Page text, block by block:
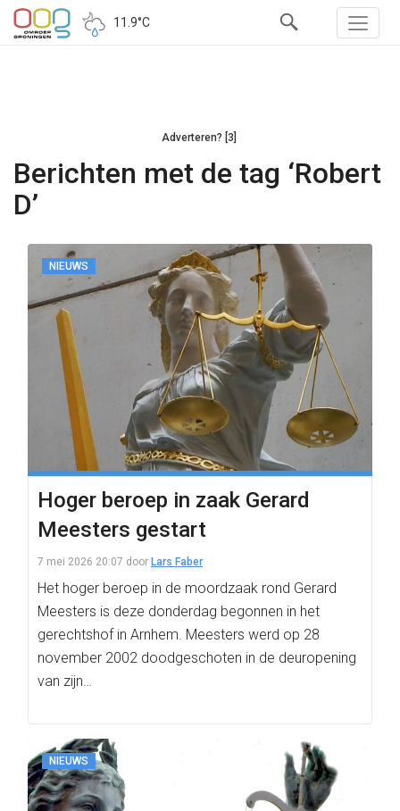
11.9°C
Adverteren? [3]
Berichten met de tag ‘Robert
D’
NIEUWS
Hoger beroep in zaak Gerard
Meesters gestart
7 mei 2026 20:07 door Lars Faber
Het hoger beroep in de moordzaak rond Gerard
Meesters is deze donderdag begonnen in het
gerechtshof in Arnhem. Meesters werd op 28
november 2002 doodgeschoten in de deuropening
van zijn…
NIEUWS